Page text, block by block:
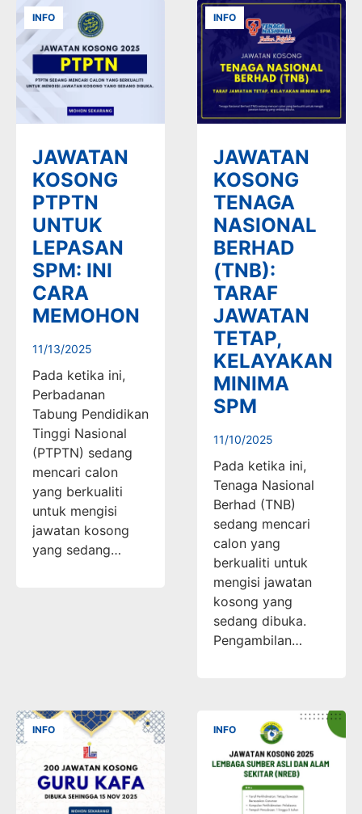
INFO
JAWATAN
KOSONG
PTPTN
UNTUK
LEPASAN
SPM: INI
CARA
MEMOHON
11/13/2025
Pada ketika ini,
Perbadanan
Tabung Pendidikan
Tinggi Nasional
(PTPTN) sedang
mencari calon
yang berkualiti
untuk mengisi
jawatan kosong
yang sedang…
INFO
JAWATAN
KOSONG
TENAGA
NASIONAL
BERHAD
(TNB):
TARAF
JAWATAN
TETAP,
KELAYAKAN
MINIMA
SPM
11/10/2025
Pada ketika ini,
Tenaga Nasional
Berhad (TNB)
sedang mencari
calon yang
berkualiti untuk
mengisi jawatan
kosong yang
sedang dibuka.
Pengambilan…
INFO INFO